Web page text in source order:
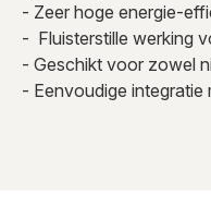
- Zeer hoge energie-
- Fluisterstille werking
- Geschikt voor zowel
- Eenvoudige